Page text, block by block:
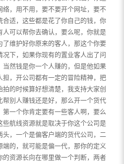
，用不用，要不要开个网址，要不
适，这些都是花了你自己的钱，你
人可以帮你去确认，要么呢，你就是
维护好你原来的客人，那这个你要
下，如果你现有的置业客人出了问
然钱是你一个人赚的，但是他如果
，开公司都有一定的冒险精神，把
的时候算好想清楚，我支持大家创
帮别人赚钱还是好，那么开一个货代
一个你肯定要有一些客人啊，要么
些航线资源就是取决于你这个公司是
，一个是偏客户端的货代公司，二
的，就可能是偏一代，那你的定义
的资源长向在哪里做一个判断，两者